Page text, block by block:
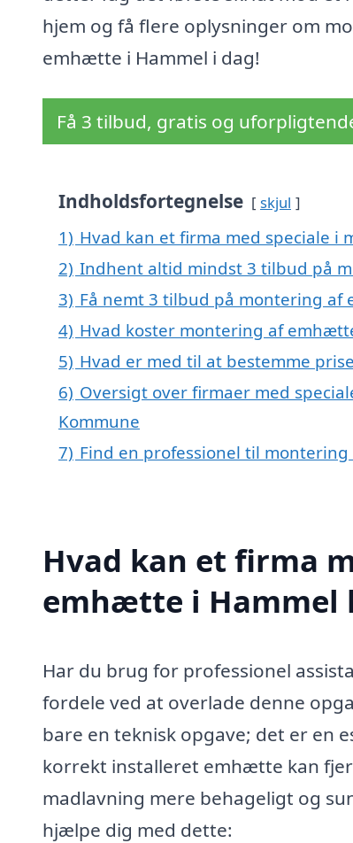
hjem og få flere oplysninger om
emhætte i Hammel i dag!
Få 3 tilbud, gratis og
Indholdsfortegnelse skjul
1) Hvad kan et firma med speciale
2) Indhent altid mindst 3 tilbud på
3) Få nemt 3 tilbud på montering
4) Hvad koster montering af
5) Hvad er med til at bestemme
6) Oversigt over firmaer med
Kommune
7) Find en professionel til
Hvad kan et firma
emhætte i Hammel
Har du brug for professionel
fordele ved at overlade denne
bare en teknisk opgave; det er en
korrekt installeret emhætte kan
madlavning mere behageligt og
hjælpe dig med dette: